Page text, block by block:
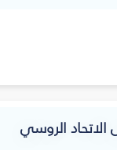
الاتحاد الروسي